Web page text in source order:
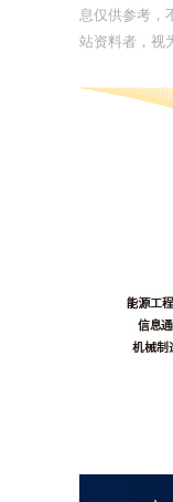
息仅供参考，
站资料者，视